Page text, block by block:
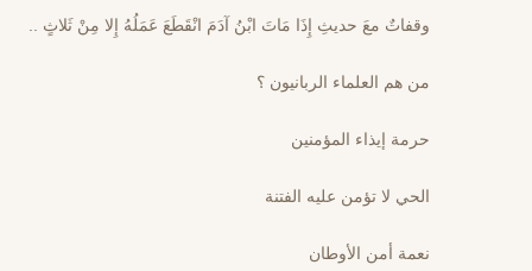
وقفاتٌ معَ حديثِ إِذَا مَاتَ ابْنُ آدَمَ انْقَطَعَ عَمَلُهُ إِلا مِنْ ثَلاثٍ ..
من هم العلماء الربانيون ؟
حرمة إيذاء المؤمنين
الحي لا تؤمن عليه الفتنة
نعمة أمن الأوطان